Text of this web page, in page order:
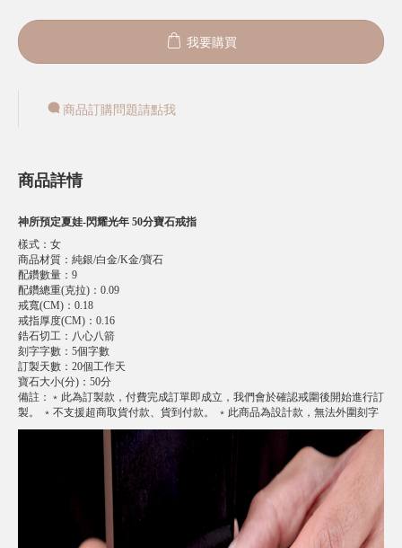
我要購買
商品訂購問題請點我
商品詳情
神所預定夏娃-閃耀光年 50分寶石戒指
樣式 ： 女
商品材質 ： 純銀/白金/K金/寶石
配鑽數量 ： 9
配鑽總重(克拉) ： 0.09
戒寬(CM) ： 0.18
戒指厚度(CM) ： 0.16
鋯石切工 ： 八心八箭
刻字字數 ： 5個字數
訂製天數 ： 20個工作天
寶石大小(分) ： 50分
備註 ： ﹡此為訂製款，付費完成訂單即成立，我們會於確認戒圍後開始進行訂
製。 ﹡不支援超商取貨付款、貨到付款。 ﹡此商品為設計款，無法外圍刻字